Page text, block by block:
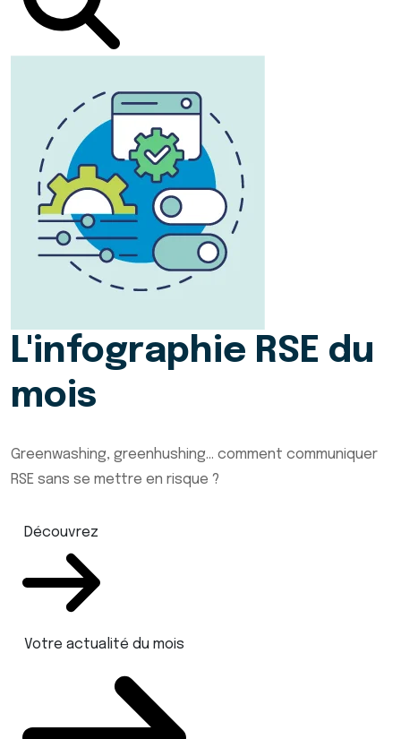
L'infographie RSE du
mois
Greenwashing, greenhushing… comment communiquer
RSE sans se mettre en risque ?
Découvrez
Votre actualité du mois